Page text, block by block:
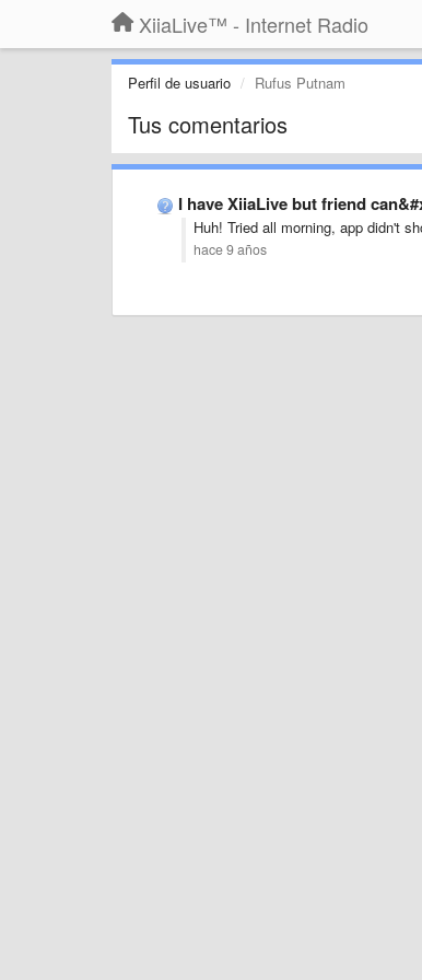
XiiaLive™ - Internet Radio
Perfil de usuario Rufus Putnam
Tus comentarios
I have XiiaLive but friend
Huh! Tried all morning, app didn't
hace 9 años